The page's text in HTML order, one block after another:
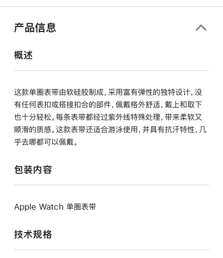
中
产品信息
概述
这款单圈表带由软硅胶制成，采用富有弹性的独特设计，没
有任何表扣或搭接扣合的部件，佩戴格外舒适，戴上和取下
也十分轻松。每条表带都经过紫外线特殊处理，带来柔软又
顺滑的质感。这款表带还适合游泳使用，并具有抗汗特性，几
乎去哪都可以佩戴。
包装内容
Apple Watch 单圈表带
技术规格